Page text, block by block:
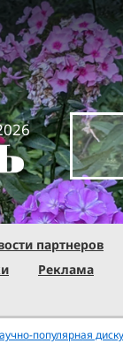
партнеров
Реклама
популярная